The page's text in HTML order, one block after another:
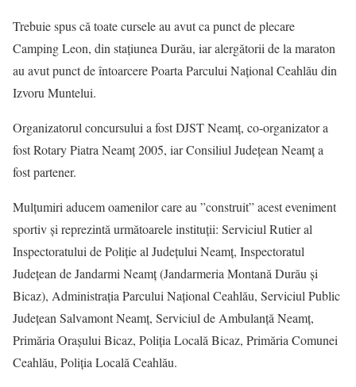
Trebuie spus că toate cursele au avut ca punct de plecare
Camping Leon, din stațiunea Durău, iar alergătorii de la maraton
au avut punct de întoarcere Poarta Parcului Național Ceahlău din
Izvoru Muntelui.
Organizatorul concursului a fost DJST Neamț, co-organizator a
fost Rotary Piatra Neamț 2005, iar Consiliul Județean Neamț a
fost partener.
Mulțumiri aducem oamenilor care au ”construit” acest eveniment
sportiv și reprezintă următoarele instituții: Serviciul Rutier al
Inspectoratului de Poliție al Județului Neamț, Inspectoratul
Județean de Jandarmi Neamț (Jandarmeria Montană Durău și
Bicaz), Administrația Parcului Național Ceahlău, Serviciul Public
Județean Salvamont Neamț, Serviciul de Ambulanță Neamț,
Primăria Orașului Bicaz, Poliția Locală Bicaz, Primăria Comunei
Ceahlău, Poliția Locală Ceahlău.